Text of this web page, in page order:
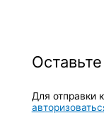
Для отправки